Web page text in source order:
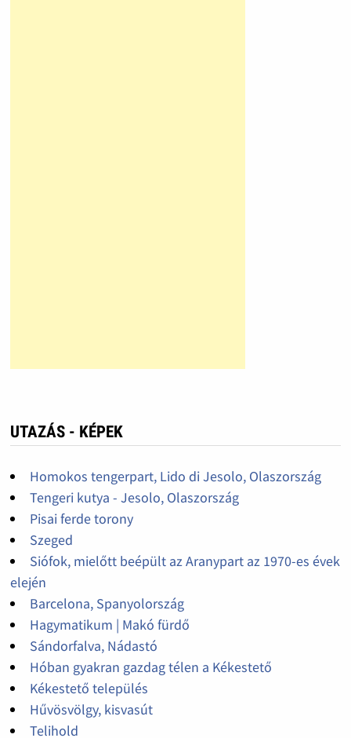
UTAZÁS - KÉPEK
Homokos tengerpart, Lido di Jesolo, Olaszország
Tengeri kutya - Jesolo, Olaszország
Pisai ferde torony
Szeged
Siófok, mielőtt beépült az Aranypart az 1970-es évek
elején
Barcelona, Spanyolország
Hagymatikum | Makó fürdő
Sándorfalva, Nádastó
Hóban gyakran gazdag télen a Kékestető
Kékestető település
Hűvösvölgy, kisvasút
Telihold